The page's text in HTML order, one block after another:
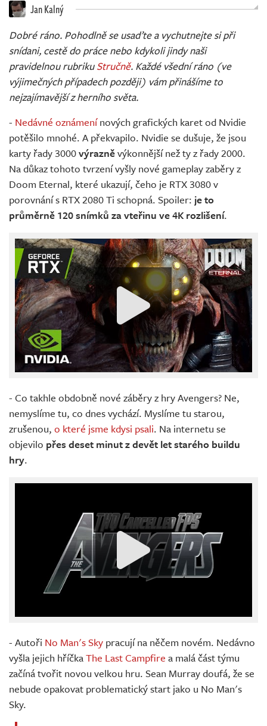
Živě Jan Kalný
Dobré ráno. Pohodlně se usaďte a vychutnejte si při
snídani, cestě do práce nebo kdykoli jindy naši
pravidelnou rubrikuStručně. Každé všední ráno (ve
výjimečných případech později) vám přinášíme to
nejzajímavější z herního světa.
- Nedávné oznámenínových grafických karet od Nvidie
potěšilo mnohé. A překvapilo. Nvidie se dušuje, že jsou
karty řady 3000výrazněvýkonnější než ty z řady 2000.
Na důkaz tohoto tvrzení vyšly nové gameplay zaběry z
Doom Eternal, které ukazují, čeho je RTX 3080 v
porovnání s RTX 2080 Ti schopná. Spoiler: je to
průměrně 120 snímků za vteřinu ve 4K rozlišení.
- Co takhle obdobně nové záběry z hry Avengers? Ne,
nemyslíme tu, co dnes vychází. Myslíme tu starou,
zrušenou, o které jsme kdysi psali. Na internetu se
objevilo přes deset minut z devět let starého buildu
hry.
- Autoři No Man's Sky pracují na něčem novém. Nedávno
vyšla jejich hříčkaThe Last Campfire a malá část týmu
začíná tvořit novou velkou hru. Sean Murray doufá, že se
nebude opakovat problematický start jako u No Man's
Sky.